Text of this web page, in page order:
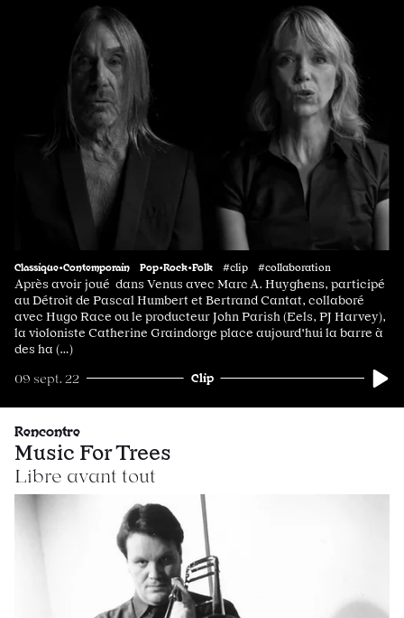
Classique•Contemporain Pop•Rock•Folk #clip #collaboration
Après avoir joué dans Venus avec Marc A. Huyghens, participé
au Détroit de Pascal Humbert et Bertrand Cantat, collaboré
avec Hugo Race ou le producteur John Parish (Eels, PJ Harvey),
la violoniste Catherine Graindorge place aujourd'hui la barre à
des ha (…)
09 sept. 22 Clip
Rencontre
Music For Trees
Libre avant tout